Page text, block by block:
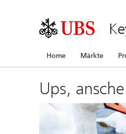
Home Märkte
Ups,